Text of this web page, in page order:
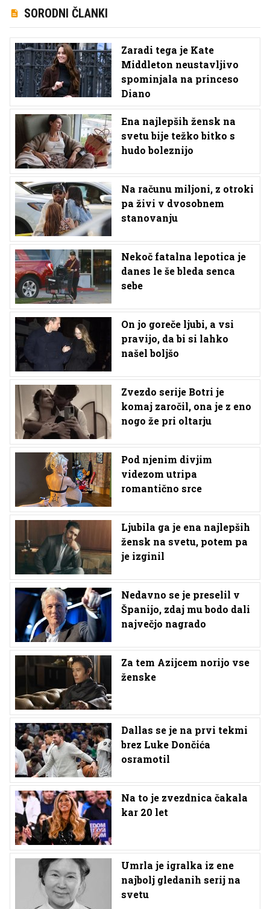
SORODNI ČLANKI
Zaradi tega je Kate
Middleton neustavljivo
spominjala na princeso
Diano
Ena najlepših žensk na
svetu bije težko bitko s
hudo boleznijo
Na računu miljoni, z otroki
pa živi v dvosobnem
stanovanju
Nekoč fatalna lepotica je
danes le še bleda senca
sebe
On jo goreče ljubi, a vsi
pravijo, da bi si lahko
našel boljšo
Zvezdo serije Botri je
komaj zaročil, ona je z eno
nogo že pri oltarju
Pod njenim divjim
videzom utripa
romantično srce
Ljubila ga je ena najlepših
žensk na svetu, potem pa
je izginil
Nedavno se je preselil v
Španijo, zdaj mu bodo dali
največjo nagrado
Za tem Azijcem norijo vse
ženske
Dallas se je na prvi tekmi
brez Luke Dončića
osramotil
Na to je zvezdnica čakala
kar 20 let
Umrla je igralka iz ene
najbolj gledanih serij na
svetu